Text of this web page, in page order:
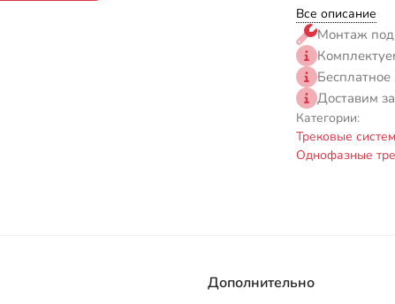
Все описание
Монтаж
Доставим
Категории:
Трековые
Однофазные
Дополнительно